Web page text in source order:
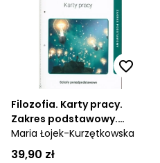
Filozofia. Karty pracy.
Zakres podstawowy.
Szkoła ponadpodstawowa
Maria Łojek-Kurzętkowska
39,90 zł